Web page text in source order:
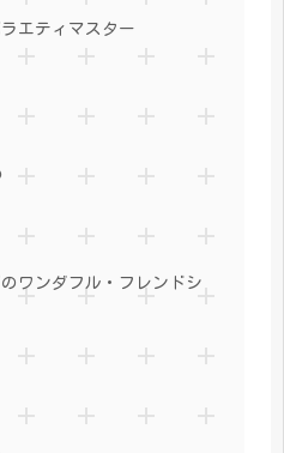
エティマスター
ワンダフル・フレンドシ